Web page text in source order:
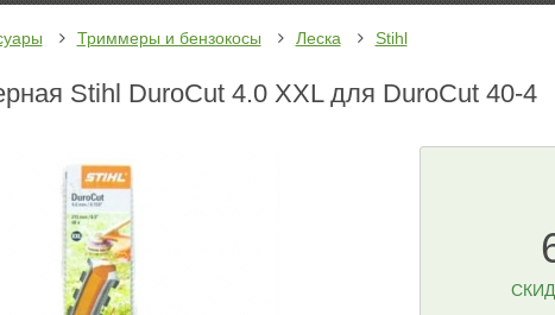
Триммеры и бензокосы Леска Stihl
Stihl DuroCut 4.0 XXL для DuroCut 40-4